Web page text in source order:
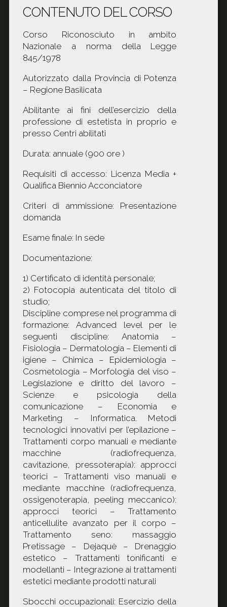
CONTENUTO DEL CORSO
Corso Riconosciuto in ambito
Nazionale a norma della Legge
845/1978
Autorizzato dalla Provincia di Potenza
– Regione Basilicata
Abilitante ai fini dell’esercizio della
professione di estetista in proprio e
presso Centri abilitati
Durata: annuale (900 ore )
Requisiti di accesso: Licenza Media +
Qualifica Biennio Acconciatore
Criteri di ammissione: Presentazione
domanda
Esame finale: In sede
Documentazione:
1) Certificato di identità personale;
2) Fotocopia autenticata del titolo di
studio;
Discipline comprese nel programma di
formazione: Advanced level per le
seguenti discipline: Anatomia –
Fisiologia – Dermatologia – Elementi di
igiene – Chimica – Epidemiologia –
Cosmetologia – Morfologia del viso –
Legislazione e diritto del lavoro –
Scienze e psicologia della
comunicazione – Economia e
Marketing – Informatica. Metodi
tecnologici innovativi per l’epilazione –
Trattamenti corpo manuali e mediante
macchine (radiofrequenza,
cavitazione, pressoterapia): approcci
teorici – Trattamenti viso manuali e
mediante macchine (radiofrequenza,
ossigenoterapia, peeling meccanico):
approcci teorici – Trattamento
anticellulite avanzato per il corpo –
Trattamento seno: massaggio
Pretissage – Dejaquè – Drenaggio
estetico – Trattamenti tonificanti e
modellanti – Integrazione ai trattamenti
estetici mediante prodotti naturali
Sbocchi occupazionali: Esercizio della